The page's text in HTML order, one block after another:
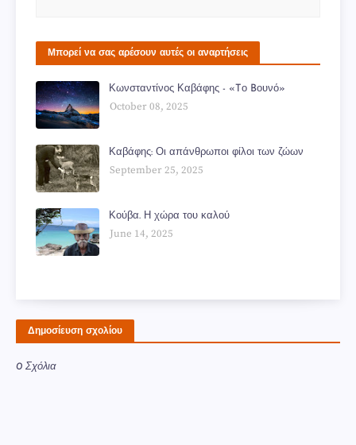
Μπορεί να σας αρέσουν αυτές οι αναρτήσεις
Κωνσταντίνος Καβάφης - «Tο Bουνό»
October 08, 2025
Καβάφης: Οι απάνθρωποι φίλοι των ζώων
September 25, 2025
Κούβα. Η χώρα του καλού
June 14, 2025
Δημοσίευση σχολίου
0 Σχόλια